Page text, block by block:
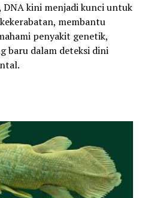
kini menjadi kunci untuk
membantu
penyakit genetik,
baru dalam deteksi dini